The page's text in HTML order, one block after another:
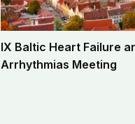
IX Baltic Heart Failure
Arrhythmias Meeting